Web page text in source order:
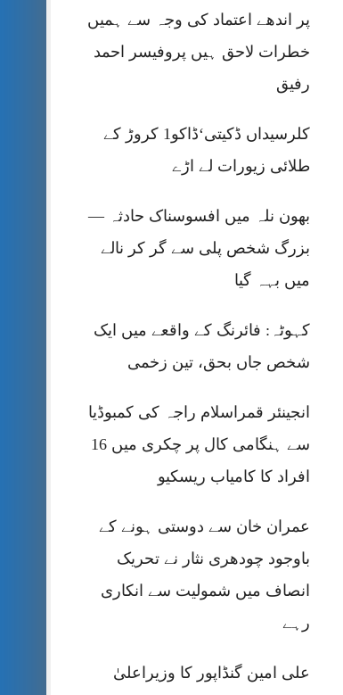
پر اندھے اعتماد کی وجہ سے ہمیں
خطرات لاحق ہیں پروفیسر احمد
رفیق
کلرسیداں ڈکیتی‘ڈاکو1 کروڑ کے
طلائی زیورات لے اڑے
بھون نلہ میں افسوسناک حادثہ —
بزرگ شخص پلی سے گر کر نالے
میں بہہ گیا
کہوٹہ: فائرنگ کے واقعے میں ایک
شخص جاں بحق، تین زخمی
انجینئر قمراسلام راجہ کی کمبوڈیا
سے ہنگامی کال پر چکری میں 16
افراد کا کامیاب ریسکیو
عمران خان سے دوستی ہونے کے
باوجود چودھری نثار نے تحریک
انصاف میں شمولیت سے انکاری
رہے
علی امین گنڈاپور کا وزیراعلیٰ